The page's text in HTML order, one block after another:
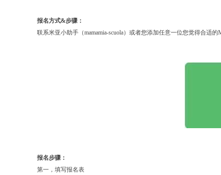
报名方式&步骤 ：
联系米亚小助手（mamamia-scuola）或者您添加任意一位您觉得合适
报名步骤：
第一，填写报名表